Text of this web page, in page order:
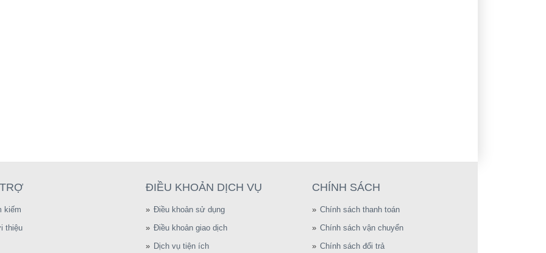
kiếm
thiệu
ĐIỀU KHOẢN DỊCH VỤ
Điều khoản sử dụng
Điều khoản giao dịch
Dịch vụ tiện ích
CHÍNH SÁCH
Chính sách thanh toán
Chính sách vận chuyển
Chính sách đổi trả